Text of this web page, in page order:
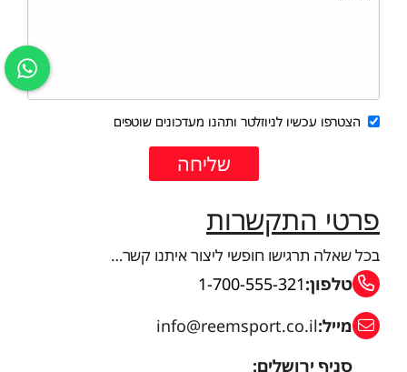
הצטרפו עכשיו לניוזלטר ותהנו מעדכונים שוטפים
פרטי התקשרות
בכל שאלה תרגישו חופשי ליצור איתנו קשר…
טלפון:1-700-555-321
מייל:info@reemsport.co.il
סניף ירושלים: